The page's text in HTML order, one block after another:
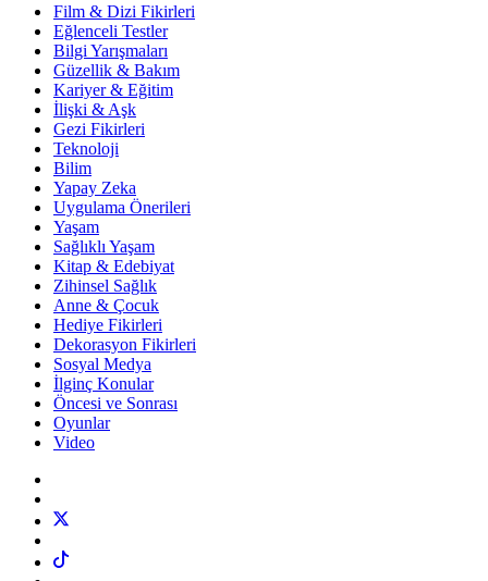
Film & Dizi Fikirleri
Eğlenceli Testler
Bilgi Yarışmaları
Güzellik & Bakım
Kariyer & Eğitim
İlişki & Aşk
Gezi Fikirleri
Teknoloji
Bilim
Yapay Zeka
Uygulama Önerileri
Yaşam
Sağlıklı Yaşam
Kitap & Edebiyat
Zihinsel Sağlık
Anne & Çocuk
Hediye Fikirleri
Dekorasyon Fikirleri
Sosyal Medya
İlginç Konular
Öncesi ve Sonrası
Oyunlar
Video